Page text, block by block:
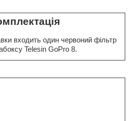
входить один червоний фільтр
Telesin GoPro 8.